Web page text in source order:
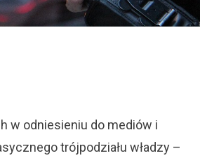
w odniesieniu do mediów i
trójpodziału władzy –